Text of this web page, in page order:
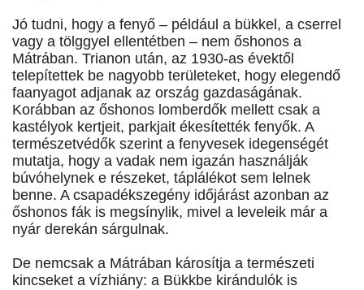
Jó tudni, hogy a fenyő – például a bükkel, a cserrel
vagy a tölggyel ellentétben – nem őshonos a
Mátrában. Trianon után, az 1930-as évektől
telepítettek be nagyobb területeket, hogy elegendő
faanyagot adjanak az ország gazdaságának.
Korábban az őshonos lomberdők mellett csak a
kastélyok kertjeit, parkjait ékesítették fenyők. A
természetvédők szerint a fenyvesek idegenségét
mutatja, hogy a vadak nem igazán használják
búvóhelynek e részeket, táplálékot sem lelnek
benne. A csapadékszegény időjárást azonban az
őshonos fák is megsínylik, mivel a leveleik már a
nyár derekán sárgulnak.
De nemcsak a Mátrában károsítja a természeti
kincseket a vízhiány: a Bükkbe kirándulók is